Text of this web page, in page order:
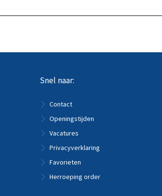
Snel naar:
Contact
Openingstijden
Vacatures
Privacyverklaring
Favorieten
Herroeping order